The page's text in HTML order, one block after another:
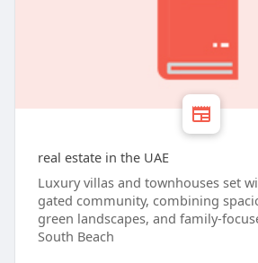
real estate in the UAE
Luxury villas and townhouses set
gated community, combining
green landscapes, and family-
South Beach